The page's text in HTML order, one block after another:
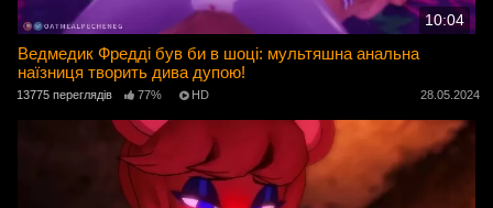
10:04
Ведмедик Фредді був би в шоці: мультяшна анальна
наїзниця творить дива дупою!
13775 переглядів 77% HD 28.05.2024